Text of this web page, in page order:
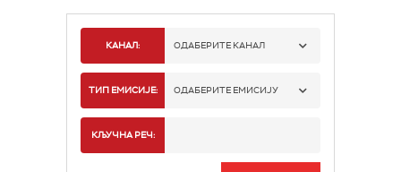
КАНАЛ: ОДАБЕРИТЕ КАНАЛ
РТС 1
РТС 3
ТИП ЕМИСИЈЕ: ОДАБЕРИТЕ ЕМИСИЈУ
КЉУЧНА РЕЧ: